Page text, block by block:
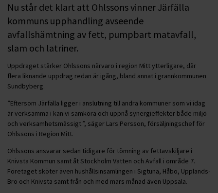
Nu står det klart att Ohlssons vinner Järfälla
kommuns upphandling avseende
avfallshämtning av fett, pumpbart matavfall,
slam och latriner.
Uppdraget stärker Ohlssons närvaro i region Mitt ytterligare, där
flera liknande uppdrag redan är igång, bland annat i grannkommunen
Sundbyberg.
”Eftersom Järfälla ligger i anslutning till andra kommuner som vi idag
är verksamma i kan vi samköra och uppnå synergieffekter både miljö-
och verksamhetsmässigt.”, säger Lars Persson, försäljningschef för
Ohlssons i Region Mitt.
Ohlssons ansvarar sedan tidigare för tömning av fettavskiljare i
Knivsta Kommun samt åt Stockholm Vatten och Avfall i område 7.
Företaget sköter även hushållsinsamlingen i Sigtuna, Håbo, Upplands-
Bro och Knivsta samt från och med mars månad även Uppsala.